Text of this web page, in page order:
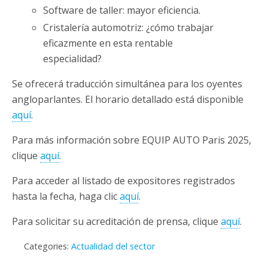
Software de taller: mayor eficiencia.
Cristalería automotriz: ¿cómo trabajar
eficazmente en esta rentable
especialidad?
Se ofrecerá traducción simultánea para los oyentes
angloparlantes. El horario detallado está disponible
aquí.
Para más información sobre EQUIP AUTO Paris 2025,
clique aquí.
Para acceder al listado de expositores registrados
hasta la fecha, haga clicaquí.
Para solicitar su acreditación de prensa, clique aquí.
Categories: Actualidad del sector